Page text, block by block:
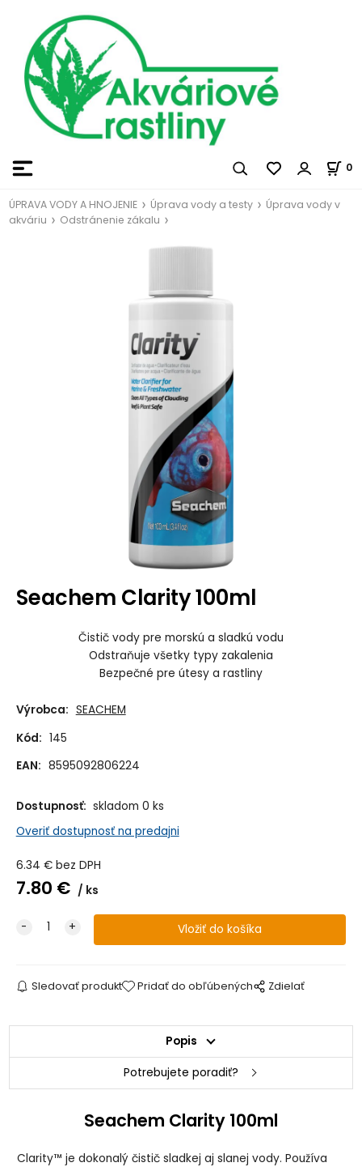
0
ÚPRAVA VODY A HNOJENIE Úprava vody a testy
Úprava vody v
akváriu
Odstránenie zákalu
Seachem Clarity 100ml
Čistič vody pre morskú a sladkú vodu
Odstraňuje všetky typy zakalenia
Bezpečné pre útesy a rastliny
Výrobca: SEACHEM
Kód: 145
EAN: 8595092806224
Dostupnosť: skladom 0 ks
Overiť dostupnosť na predajni
6.34 € bez DPH
7.80 € ks
Sledovať produkt Pridať do obľúbených Zdielať
Popis
Potrebujete poradiť?
Seachem Clarity 100ml
Clarity™ je dokonalý čistič sladkej aj slanej vody. Používa